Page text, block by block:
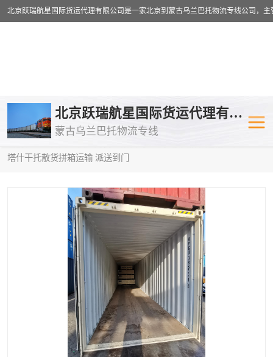
北京跃瑞航星国际货运代理有限公司
蒙古乌兰巴托物流专线
塔什干托散货拼箱运输 派送到门
乌兰巴托物流专线 乌兰巴托铁
乌兰巴托公路运输
中欧班列
蒙古乌兰巴托双清包税
蒙古乌兰巴托空运专线
蒙古乌兰巴托汽运专线
中亚铁路运输